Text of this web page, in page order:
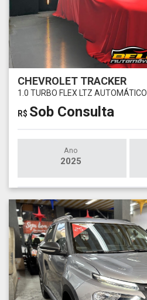
CHEVROLET TRACKER
1.0 TURBO FLEX LTZ AUTOMÁTICO
R$ Sob Consulta
Ano
2025